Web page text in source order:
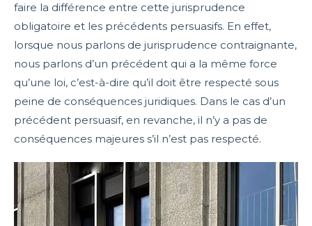
faire la différence entre cette jurisprudence
obligatoire et les précédents persuasifs. En effet,
lorsque nous parlons de jurisprudence contraignante,
nous parlons d’un précédent qui a la même force
qu’une loi, c’est-à-dire qu’il doit être respecté sous
peine de conséquences juridiques. Dans le cas d’un
précédent persuasif, en revanche, il n’y a pas de
conséquences majeures s’il n’est pas respecté.